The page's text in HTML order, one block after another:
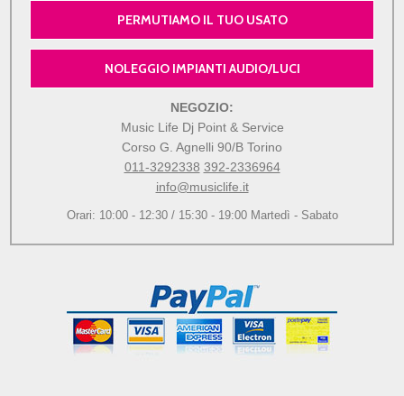
PERMUTIAMO IL TUO USATO
NOLEGGIO IMPIANTI AUDIO/LUCI
NEGOZIO:
Music Life Dj Point & Service
Corso G. Agnelli 90/B Torino
011-3292338 392-2336964
info@musiclife.it
Orari: 10:00 - 12:30 / 15:30 - 19:00 Martedì - Sabato